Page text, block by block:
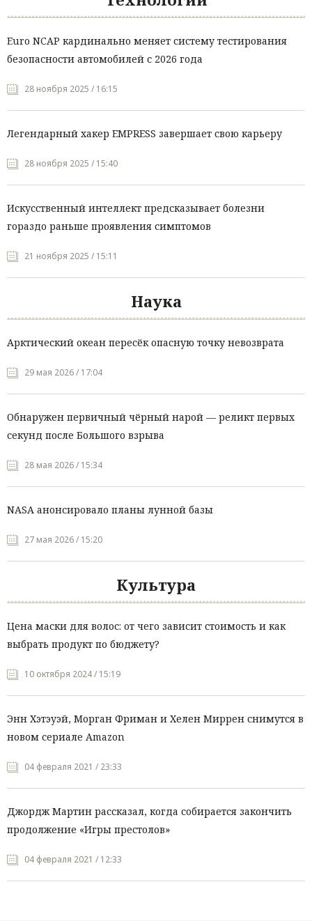
Euro NCAP кардинально меняет систему тестирования
безопасности автомобилей с 2026 года
28 ноября 2025 / 16:15
Легендарный хакер EMPRESS завершает свою карьеру
28 ноября 2025 / 15:40
Искусственный интеллект предсказывает болезни
гораздо раньше проявления симптомов
21 ноября 2025 / 15:11
Наука
Арктический океан пересёк опасную точку невозврата
29 мая 2026 / 17:04
Обнаружен первичный чёрный нарой — реликт первых
секунд после Большого взрыва
28 мая 2026 / 15:34
NASA анонсировало планы лунной базы
27 мая 2026 / 15:20
Культура
Цена маски для волос: от чего зависит стоимость и как
выбрать продукт по бюджету?
10 октября 2024 / 15:19
Энн Хэтэуэй, Морган Фриман и Хелен Миррен снимутся в
новом сериале Amazon
04 февраля 2021 / 23:33
Джордж Мартин рассказал, когда собирается закончить
продолжение «Игры престолов»
04 февраля 2021 / 12:33